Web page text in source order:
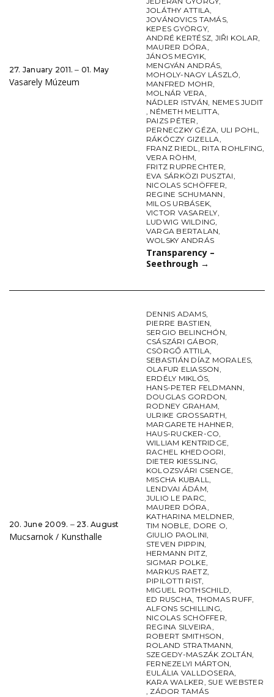
27. January 2011. ‒ 01. May
Vasarely Múzeum
JOLÁTHY ATTILA,
JOVÁNOVICS TAMÁS,
KEPES GYÖRGY,
ANDRÉ KERTÉSZ, JIŘI KOLAR,
MAURER DÓRA,
JÁNOS MEGYIK,
MENGYÁN ANDRÁS,
MOHOLY-NAGY LÁSZLÓ,
MANFRED MOHR,
MOLNÁR VERA,
NÁDLER ISTVÁN, NEMES JUDIT
, NÉMETH MELITTA,
PAIZS PÉTER,
PERNECZKY GÉZA, ULI POHL,
RÁKÓCZY GIZELLA,
FRANZ RIEDL, RITA ROHLFING,
VERA RÖHM,
FRITZ RUPRECHTER,
EVA SÁRKÖZI PUSZTAI,
NICOLAS SCHÖFFER,
REGINE SCHUMANN,
MILOS URBÁSEK,
VICTOR VASARELY,
LUDWIG WILDING,
VARGA BERTALAN,
WOLSKY ANDRÁS
Transparency –
Seethrough →
20. June 2009. ‒ 23. August
Mucsarnok / Kunsthalle
DENNIS ADAMS,
PIERRE BASTIEN,
SERGIO BELINCHÓN,
CSÁSZÁRI GÁBOR,
CSÖRGŐ ATTILA,
SEBASTIÁN DÍAZ MORALES,
OLAFUR ELIASSON,
ERDÉLY MIKLÓS,
HANS-PETER FELDMANN,
DOUGLAS GORDON,
RODNEY GRAHAM,
ULRIKE GROSSARTH,
MARGARETE HAHNER,
HAUS-RUCKER-CO,
WILLIAM KENTRIDGE,
RACHEL KHEDOORI,
DIETER KIESSLING,
KOLOZSVÁRI CSENGE,
MISCHA KUBALL,
LENDVAI ÁDÁM,
JULIO LE PARC,
MAURER DÓRA,
KATHARINA MELDNER,
TIM NOBLE, DORE O,
GIULIO PAOLINI,
STEVEN PIPPIN,
HERMANN PITZ,
SIGMAR POLKE,
MARKUS RAETZ,
PIPILOTTI RIST,
MIGUEL ROTHSCHILD,
ED RUSCHA, THOMAS RUFF,
ALFONS SCHILLING,
NICOLAS SCHÖFFER,
REGINA SILVEIRA,
ROBERT SMITHSON,
ROLAND STRATMANN,
SZEGEDY-MASZÁK ZOLTÁN,
FERNEZELYI MÁRTON,
EULÁLIA VALLDOSERA,
KARA WALKER, SUE WEBSTER
, ZÁDOR TAMÁS